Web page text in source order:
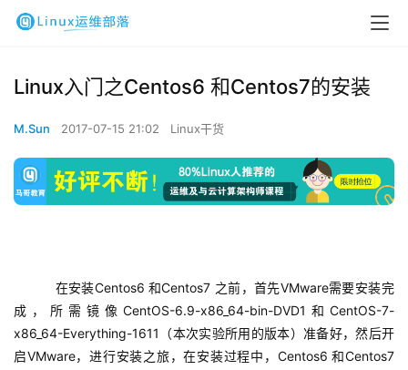
Linux入门之Centos6 和Centos7的安装
M.Sun 2017-07-15 21:02 Linux干货
成，所需镜像CentOS-6.9-x86_64-bin-DVD1和CentOS-7-
x86_64-Everything-1611（本次实验所用的版本）准备好，然后开
启VMware，进行安装之旅，在安装过程中，Centos6 和Centos7